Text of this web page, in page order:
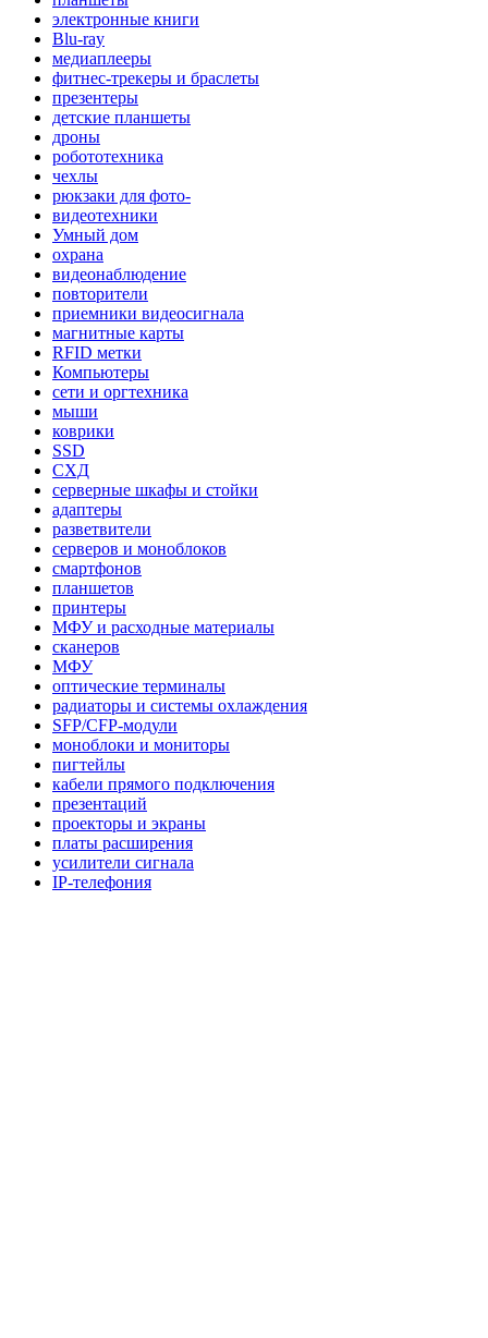
электронные книги
Blu-ray
медиаплееры
фитнес-трекеры и браслеты
презентеры
детские планшеты
дроны
робототехника
чехлы
рюкзаки для фото-
видеотехники
Умный дом
охрана
видеонаблюдение
повторители
приемники видеосигнала
магнитные карты
RFID метки
Компьютеры
сети и оргтехника
мыши
коврики
SSD
СХД
серверные шкафы и стойки
адаптеры
разветвители
серверов и моноблоков
смартфонов
планшетов
принтеры
МФУ и расходные материалы
сканеров
МФУ
оптические терминалы
радиаторы и системы охлаждения
SFP/CFP-модули
моноблоки и мониторы
пигтейлы
кабели прямого подключения
презентаций
проекторы и экраны
платы расширения
усилители сигнала
IP-телефония